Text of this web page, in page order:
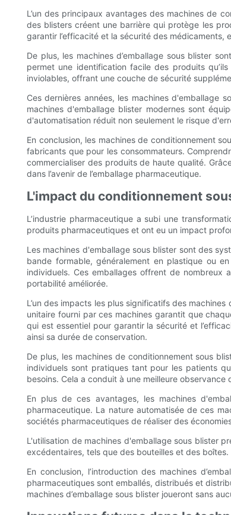
L’un des principaux avantages des machines de
des blisters créent une barrière qui protège les
garantir l’efficacité et la sécurité des
De plus, les machines d’emballage sous blister
permet une identification facile des produits
inviolables, offrant une couche de sécurité
Ces dernières années, les machines d'emballage
machines d'emballage blister modernes sont
d'automatisation réduit non seulement le risque
En conclusion, les machines de conditionnement
fabricants que pour les consommateurs.
commercialiser des produits de haute qualité.
dans l’avenir de l’emballage pharmaceutique.
L'impact du conditionnement
L’industrie pharmaceutique a subi une
produits pharmaceutiques et ont eu un impact
Les machines d'emballage sous blister sont des
bande formable, généralement en plastique ou
individuels. Ces emballages offrent de
portabilité améliorée.
L’un des impacts les plus significatifs des
unitaire fourni par ces machines garantit que
qui est essentiel pour garantir la sécurité et
ainsi sa durée de conservation.
De plus, les machines de conditionnement sous
individuels sont pratiques tant pour les patients
besoins. Cela a conduit à une meilleure
En plus de ces avantages, les machines
pharmaceutique. La nature automatisée de ces
sociétés pharmaceutiques de réaliser des
L'utilisation de machines d'emballage sous blister
excédentaires, tels que des bouteilles et des
En conclusion, l’introduction des machines
pharmaceutiques sont emballés, distribués et
machines d’emballage sous blister joueront sans